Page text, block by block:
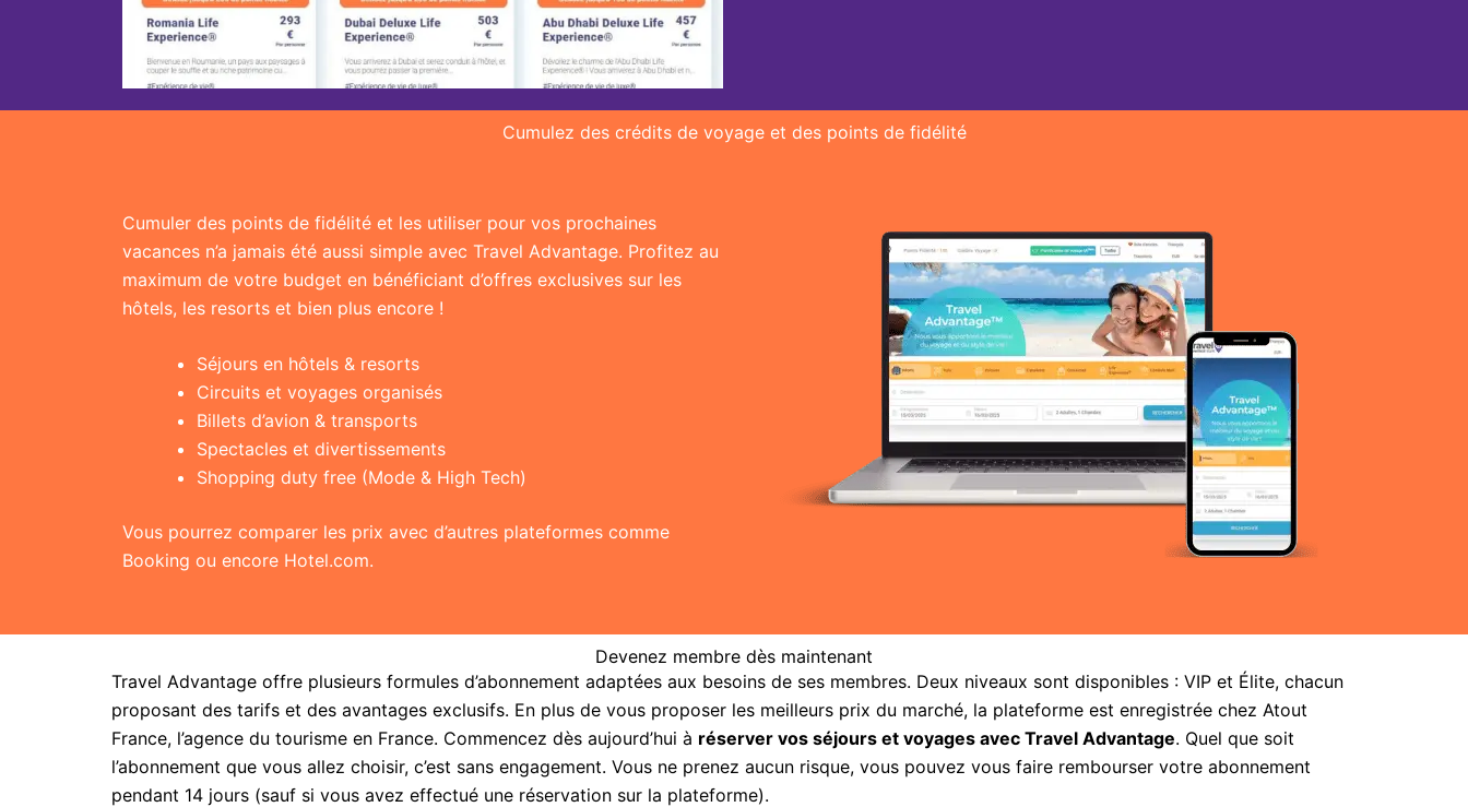
Cumulez des crédits de voyage et des points de fidélité
Cumuler des points de fidélité et les utiliser pour vos prochaines
vacances n’a jamais été aussi simple avec Travel Advantage. Profitez au
maximum de votre budget en bénéficiant d’offres exclusives sur les
hôtels, les resorts et bien plus encore !
Séjours en hôtels & resorts
Circuits et voyages organisés
Billets d’avion & transports
Spectacles et divertissements
Shopping duty free (Mode & High Tech)
Vous pourrez comparer les prix avec d’autres plateformes comme
Booking ou encore Hotel.com.
Devenez membre dès maintenant
Travel Advantage offre plusieurs formules d’abonnement adaptées aux besoins de ses membres. Deux niveaux sont disponibles : VIP et Élite, chacun
proposant des tarifs et des avantages exclusifs. En plus de vous proposer les meilleurs prix du marché, la plateforme est enregistrée chez Atout
France, l’agence du tourisme en France. Commencez dès aujourd’hui à réserver vos séjours et voyages avec Travel Advantage. Quel que soit
l’abonnement que vous allez choisir, c’est sans engagement. Vous ne prenez aucun risque, vous pouvez vous faire rembourser votre abonnement
pendant 14 jours (sauf si vous avez effectué une réservation sur la plateforme).